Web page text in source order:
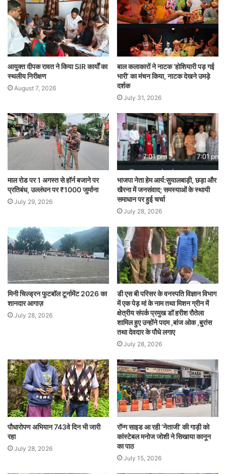
आयुक्त दीपक रावत ने किया SIR कार्यों का
स्थलीय निरीक्षण
August 7, 2026
बाल कलाकारों ने नाटक ‘होशियारी पड़ गई
भारी’ का मंचन किया, नाटक देखने उमड़े
दर्शक
July 31, 2026
माल रोड पर 1 अगस्त से हॉर्न बजाने पर
प्रतिबंध, उल्लंघन पर ₹1000 जुर्माना
July 29, 2026
भाजपा नेता हेम आर्य:सुयालबाड़ी, छड़ा और
खैरना में जनसंवाद; समस्याओं के स्थायी
समाधान पर हुई चर्चा
July 28, 2026
मिनी चिल्ड्रन फुटबॉल टूर्नामेंट 2026 का
शानदार आगाज़
July 28, 2026
डी एस बी परिसर के वनस्पति विज्ञान विभाग
में एक पेड़ मां के नाम तथा मिशन ग्रीन में
क्षेत्रीय संपर्क प्रमुख डॉ हरीश रौतेला
शामिल हुए उन्होंने पदम ,बांज ओक ,बुरांस
तथा देवदार के पौधे लगाए
July 28, 2026
पौधारोपण अभियान 743वे दिन भी जारी
रहा
July 28, 2026
रॉन्ग साइड आ रही ‘नेताजी’ की गाड़ी को
कांस्टेबल मनोज जोशी ने सिखाया कानून
का पाठ
July 15, 2026